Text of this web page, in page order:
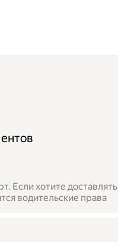
Если хотите доставлять
водительские права